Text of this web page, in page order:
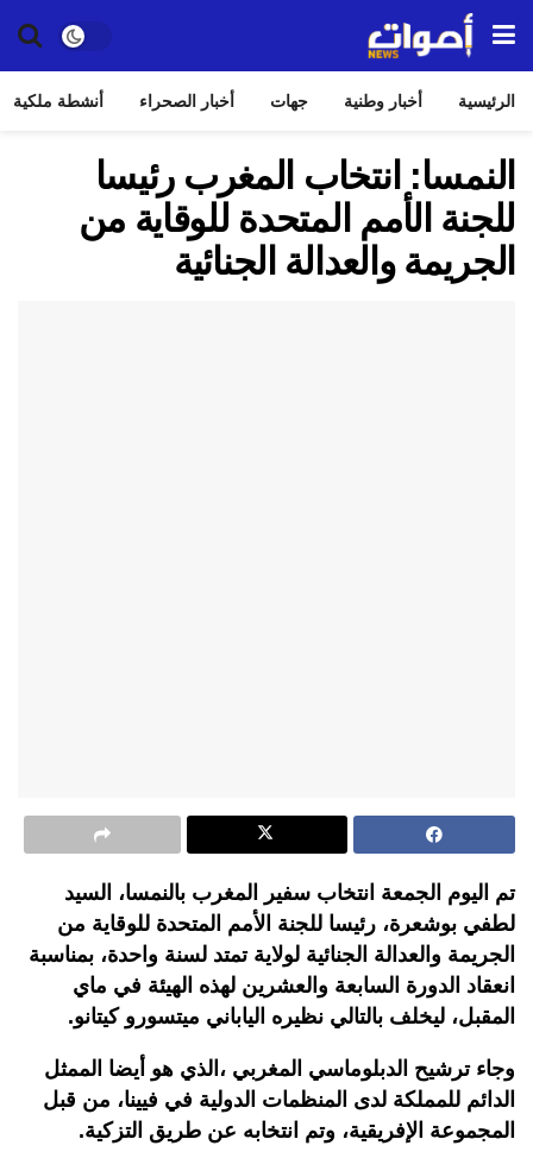
الرئيسية أخبار وطنية جهات أخبار الصحراء أنشطة ملكية
النمسا: انتخاب المغرب رئيسا
للجنة الأمم المتحدة للوقاية من
الجريمة والعدالة الجنائية
تم اليوم الجمعة انتخاب سفير المغرب بالنمسا، السيد
لطفي بوشعرة، رئيسا للجنة الأمم المتحدة للوقاية من
الجريمة والعدالة الجنائية لولاية تمتد لسنة واحدة، بمناسبة
انعقاد الدورة السابعة والعشرين لهذه الهيئة في ماي
المقبل، ليخلف بالتالي نظيره الياباني ميتسورو كيتانو.
وجاء ترشيح الدبلوماسي المغربي ،الذي هو أيضا الممثل
الدائم للمملكة لدى المنظمات الدولية في فيينا، من قبل
المجموعة الإفريقية، وتم انتخابه عن طريق التزكية.